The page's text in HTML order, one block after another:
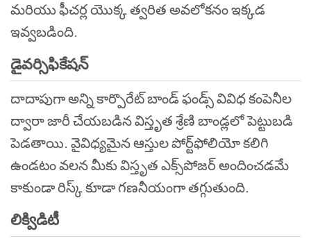
మరియు ఫీచర్ల యొక్క త్వరిత అవలోకనం ఇక్కడ
ఇవ్వబడింది.
డైవర్సిఫికేషన్
దాదాపుగా అన్ని కార్పొరేట్ బాండ్ ఫండ్స్ వివిధ కంపెనీల
ద్వారా జారీ చేయబడిన విస్తృత శ్రేణి బాండ్లలో పెట్టుబడి
పెడతాయి. వైవిధ్యమైన ఆస్తుల పోర్ట్‌ఫోలియో కలిగి
ఉండటం వలన మీకు విస్తృత ఎక్స్‌పోజర్ అందించడమే
కాకుండా రిస్క్ కూడా గణనీయంగా తగ్గుతుంది.
లిక్విడిటీ